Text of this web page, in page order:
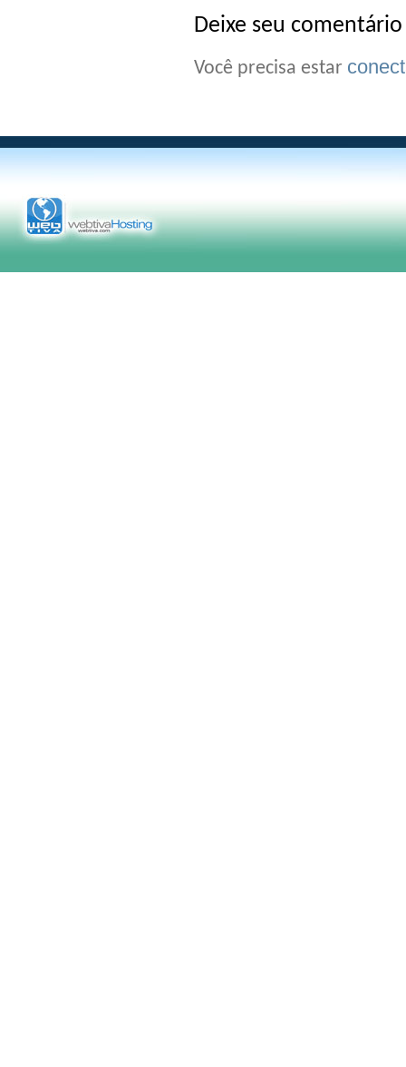
Deixe seu comentário
Você precisa estar